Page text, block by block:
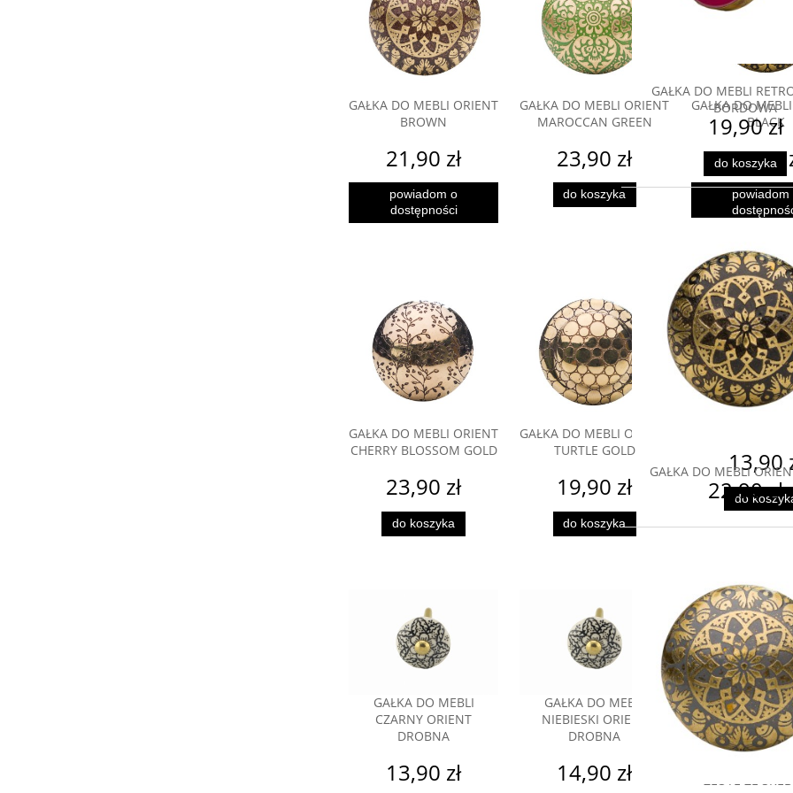
GAŁKA DO MEBLI ORIENT
BROWN
21,90 zł
powiadom o
dostępności
GAŁKA DO MEBLI ORIENT
MAROCCAN GREEN
23,90 zł
do koszyka
GAŁKA DO
BLACK
22,90
powiadom
GAŁKA DO MEBLI ORIENT
CHERRY BLOSSOM GOLD
23,90 zł
do koszyka
GAŁKA DO MEBLI ORIENT
TURTLE GOLD
19,90 zł
do koszyka
GAŁKA DO
CZERWONY
13,90
do
GAŁKA DO MEBLI
CZARNY ORIENT
DROBNA
13,90 zł
GAŁKA DO MEBLI
NIEBIESKI ORIENT
DROBNA
14,90 zł
GAŁKA DO
ZŁOTE ZE
GAŁKA DO MEBLI
BORDOWA
19,90 zł
do koszyka
GAŁKA DO MEBLI
22,90 zł